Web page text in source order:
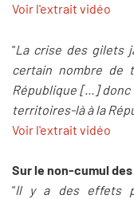
Voir l'extrait vidéo
"La crise des gilets
certain nombre de
République [...]
territoires-là à la
Voir l'extrait vidéo
Sur le non-cumul
"Il y a des effets